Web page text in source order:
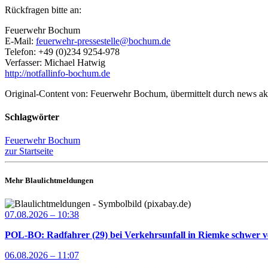
Rückfragen bitte an:
Feuerwehr Bochum
E-Mail: feuerwehr-pressestelle@bochum.de
Telefon: +49 (0)234 9254-978
Verfasser: Michael Hatwig
http://notfallinfo-bochum.de
Original-Content von: Feuerwehr Bochum, übermittelt durch news
Schlagwörter
Feuerwehr Bochum
zur Startseite
Mehr Blaulichtmeldungen
07.08.2026 – 10:38
POL-BO: Radfahrer (29) bei Verkehrsunfall in Riemke schwer
06.08.2026 – 11:07